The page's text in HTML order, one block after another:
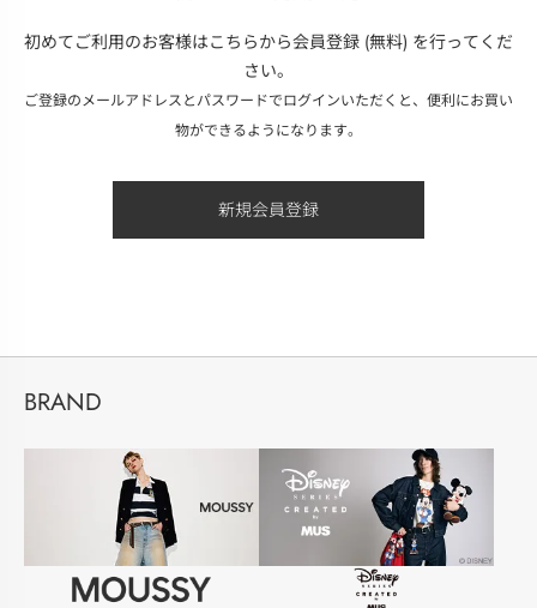
初めてご利用のお客様はこちらから会員登録 (無料) を行ってくだ
さい。
ご登録のメールアドレスとパスワードでログインいただくと、便利にお買い
物ができるようになります。
BRAND